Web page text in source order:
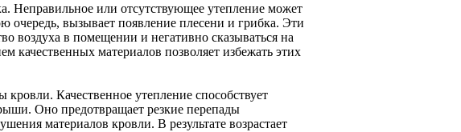
Неправильное или отсутствующее утепление может
очередь, вызывает появление плесени и грибка. Эти
воздуха в помещении и негативно сказываться на
качественных материалов позволяет избежать этих
Качественное утепление способствует
Оно предотвращает резкие перепады
материалов кровли. В результате возрастает